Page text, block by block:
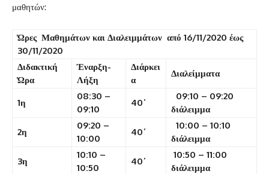
μαθητών:
Ώρες Μαθημάτων και Διαλειμμάτων από 16/11/2020 έως
30/11/2020
Διδακτική
Ώρα
Έναρξη-
Λήξη
Διάρκει
α
Διαλείμματα
1η
08:30 –
09:10
40΄
09:10 – 09:20
διάλειμμα
2η
09:20 –
10:00
40΄
10:00 – 10:10
διάλειμμα
3η
10:10 –
10:50
40΄
10:50 – 11:00
διάλειμμα